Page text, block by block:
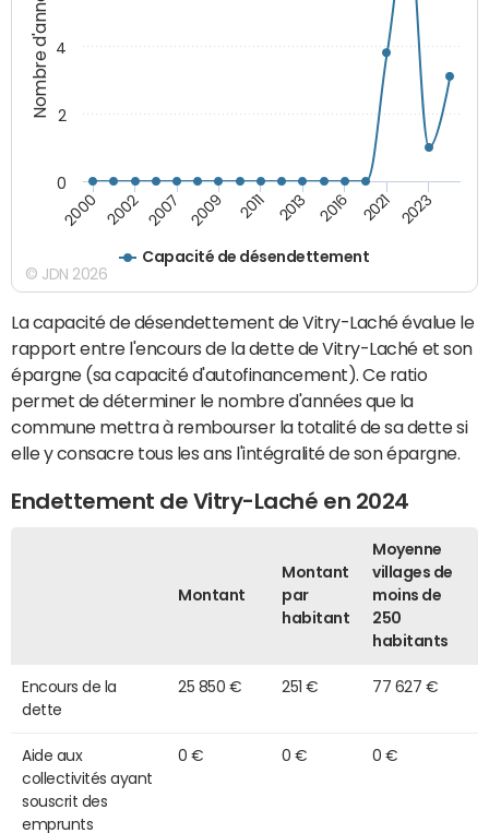
Nombre d'années
Capacité de désendettement
2000 2002 2007 2009 2011 2013 2016 2021 2023
0
2
4
© JDN 2026
La capacité de désendettement de Vitry-Laché évalue le
rapport entre l'encours de la dette de Vitry-Laché et son
épargne (sa capacité d'autofinancement). Ce ratio
permet de déterminer le nombre d'années que la
commune mettra à rembourser la totalité de sa dette si
elle y consacre tous les ans l'intégralité de son épargne.
Endettement de Vitry-Laché en 2024
Montant
Montant
par
habitant
Moyenne
villages de
moins de
250
habitants
Encours de la
dette
25 850 € 251 € 77 627 €
Aide aux
collectivités ayant
souscrit des
emprunts
0 € 0 € 0 €